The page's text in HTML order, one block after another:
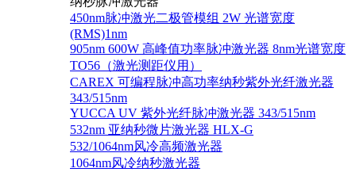
450nm脉冲激光二极管模组 2W 光谱宽度
(RMS)1nm
905nm 600W 高峰值功率脉冲激光器 8nm光谱宽度
TO56（激光测距仪用）
CAREX 可编程脉冲高功率纳秒紫外光纤激光器
343/515nm
YUCCA UV 紫外光纤脉冲激光器 343/515nm
532nm 亚纳秒微片激光器 HLX-G
532/1064nm风冷高频激光器
1064nm风冷纳秒激光器